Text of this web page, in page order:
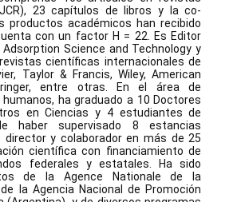
23 capítulos de libros y la co-
productos académicos han recibido
con un factor H = 22. Es Editor
Science and Technology y
científicas internacionales de
Taylor & Francis, Wiley, American
entre otras. En el área de
ha graduado a 10 Doctores
en Ciencias y 4 estudiantes de
haber supervisado 8 estancias
director y colaborador en más de 25
científica con financiamiento de
federales y estatales. Ha sido
de la Agence Nationale de la
la Agencia Nacional de Promoción